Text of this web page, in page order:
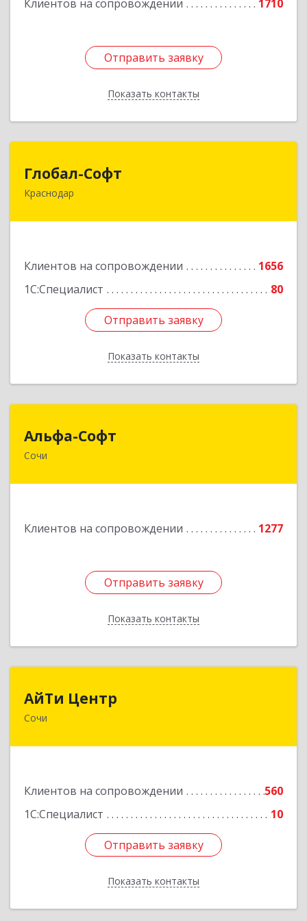
Клиентов на сопровождении 1710
Отправить заявку
Показать контакты
Отправить заявку
Назад
Глобал-Софт
Краснодар
Клиентов на сопровождении
1656
1С:Специалист
80
Отправить заявку
Показать контакты
350018, Краснодарский край, Краснодар г,
Отправить заявку
Назад
Альфа-Софт
Сочи
Клиентов на сопровождении 1277
Отправить заявку
Показать контакты
Отправить заявку
Назад
АйТи Центр
Сочи
Клиентов на сопровождении
560
1С:Специалист
10
Отправить заявку
Показать контакты
354000, Краснодарский край, Сочи, Московская
Отправить заявку
Назад